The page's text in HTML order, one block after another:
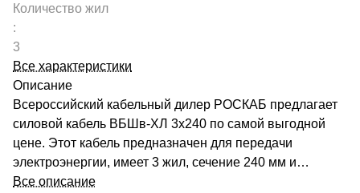
Количество жил
:
3
Все характеристики
Описание
Всероссийский кабельный дилер РОСКАБ предлагает
силовой кабель ВБШв-ХЛ 3х240 по самой выгодной
цене. Этот кабель предназначен для передачи
электроэнергии, имеет 3 жил, сечение 240 мм и
предельное допустимое напряжение 1 кВ. Он имеет
Все описание